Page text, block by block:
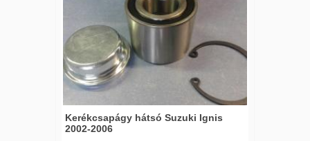
Kerékcsapágy hátsó Suzuki Ignis
2002-2006